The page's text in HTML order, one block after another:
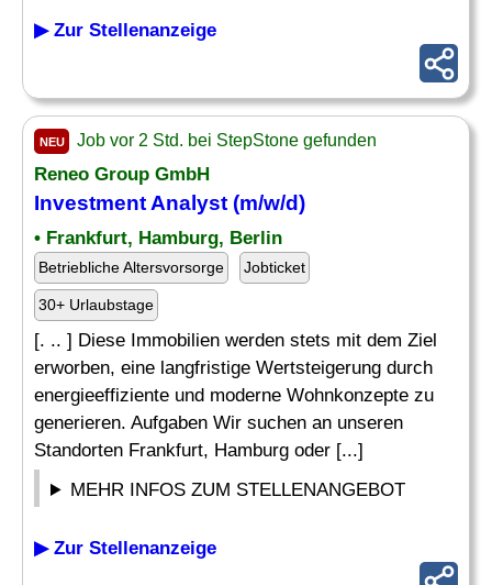
▶ Zur Stellenanzeige
NEU Job vor 2 Std. bei StepStone gefunden
Reneo Group GmbH
Investment Analyst (m/w/d)
• Frankfurt, Hamburg, Berlin
Betriebliche Altersvorsorge Jobticket
30+ Urlaubstage
[. .. ] Diese Immobilien werden stets mit dem Ziel
erworben, eine langfristige Wertsteigerung durch
energieeffiziente und moderne Wohnkonzepte zu
generieren. Aufgaben Wir suchen an unseren
Standorten Frankfurt, Hamburg oder [...]
MEHR INFOS ZUM STELLENANGEBOT
▶ Zur Stellenanzeige